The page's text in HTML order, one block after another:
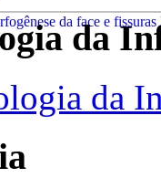
da
da